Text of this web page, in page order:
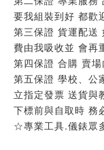
要我組裝到好 都歡
第三保證 貨運配送
費由我吸收並 會再
第四保證 合購 賣
第五保證 學校、公
立指定發票 送貨與
下標前與自取時 務
☆專業工具.儀錶眾